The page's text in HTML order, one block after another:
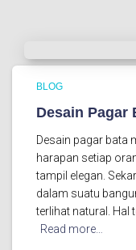
BLOG
Desain Pagar
Desain pagar bata
harapan setiap
tampil elegan.
dalam suatu
terlihat natural. Hal
Read more…